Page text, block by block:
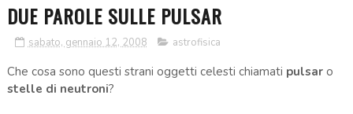
DUE PAROLE SULLE PULSAR
sabato, gennaio 12, 2008 astrofisica
Che cosa sono questi strani oggetti celesti chiamati pulsaro
stelle di neutroni?